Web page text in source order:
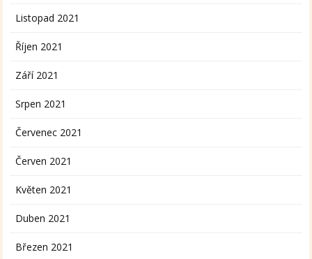
Listopad 2021
Říjen 2021
Září 2021
Srpen 2021
Červenec 2021
Červen 2021
Květen 2021
Duben 2021
Březen 2021